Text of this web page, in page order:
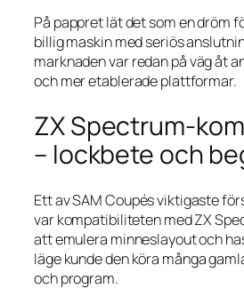
På pappret lät det som en dröm
billig maskin med seriös
marknaden var redan på väg åt
och mer etablerade plattformar.
ZX Spectrum-
– lockbete och
Ett av SAM Coupés viktigaste
var kompatibiliteten med ZX
att emulera minneslayout och
läge kunde den köra många
och program.